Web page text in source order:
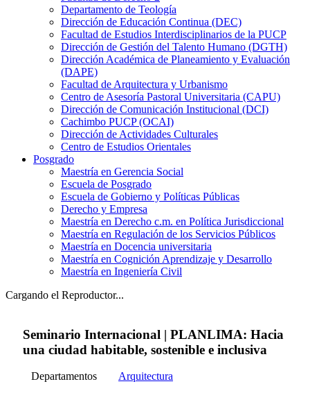
Departamento de Teología
Dirección de Educación Continua (DEC)
Facultad de Estudios Interdisciplinarios de la PUCP
Dirección de Gestión del Talento Humano (DGTH)
Dirección Académica de Planeamiento y Evaluación
(DAPE)
Facultad de Arquitectura y Urbanismo
Centro de Asesoría Pastoral Universitaria (CAPU)
Dirección de Comunicación Institucional (DCI)
Cachimbo PUCP (OCAI)
Dirección de Actividades Culturales
Centro de Estudios Orientales
Posgrado
Maestría en Gerencia Social
Escuela de Posgrado
Escuela de Gobierno y Políticas Públicas
Derecho y Empresa
Maestría en Derecho c.m. en Política Jurisdiccional
Maestría en Regulación de los Servicios Públicos
Maestría en Docencia universitaria
Maestría en Cognición Aprendizaje y Desarrollo
Maestría en Ingeniería Civil
Cargando el Reproductor...
Seminario Internacional | PLANLIMA: Hacia
una ciudad habitable, sostenible e inclusiva
Departamentos
Arquitectura